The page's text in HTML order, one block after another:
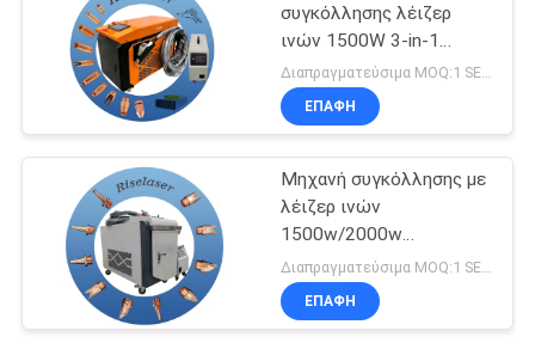
συγκόλλησης λέιζερ
ινών 1500W 3-in-1
2000W/3000W για
εργοστάσια παραγωγής
Διαπραγματεύσιμα MOQ:1 SET
ΕΠΑΦΉ
Μηχανή συγκόλλησης με
λέιζερ ινών
1500w/2000w
χειροκίνητη για μικρές
και λεπτές εργασίες
συγκόλλησης
Διαπραγματεύσιμα MOQ:1 SET
ΕΠΑΦΉ